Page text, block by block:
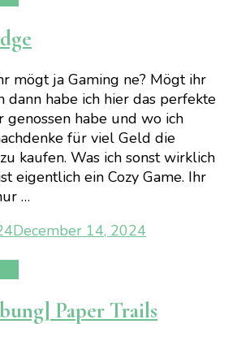
mögt ja Gaming ne? Mögt ihr
dann habe ich hier das perfekte
genossen habe und wo ich
für viel Geld die
kaufen. Was ich sonst wirklich
eigentlich ein Cozy Game. Ihr
…
December 14, 2024
Paper Trails